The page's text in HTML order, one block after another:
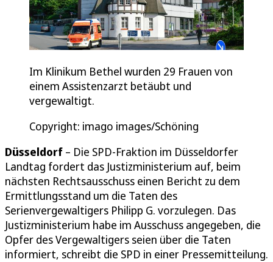
Im Klinikum Bethel wurden 29 Frauen von
einem Assistenzarzt betäubt und
vergewaltigt.
Copyright: imago images/Schöning
Düsseldorf – Die SPD-Fraktion im Düsseldorfer
Landtag fordert das Justizministerium auf, beim
nächsten Rechtsausschuss einen Bericht zu dem
Ermittlungsstand um die Taten des
Serienvergewaltigers Philipp G. vorzulegen. Das
Justizministerium habe im Ausschuss angegeben, die
Opfer des Vergewaltigers seien über die Taten
informiert, schreibt die SPD in einer Pressemitteilung.